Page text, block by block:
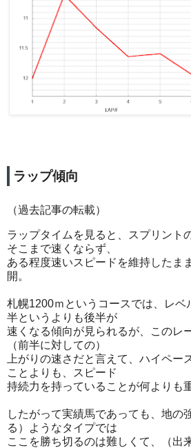
ラップ傾向
（過去記事の転載）
ラップタイムを見ると、スプリント
そこまで速くならず、
ある程度速いスピードを維持したま
開。
札幌1200ｍというコースでは、レベ
半というよりも後半が
速くなる傾向が見られるが、このレ
（前半に対しての）
上がりの速さだと言えて、ハイペー
ことよりも、スピード
持続力を持っていることが何よりも
したがって実績馬であっても、地の
る）ようなタイプでは
ここを勝ち切るのは難しくて、（出